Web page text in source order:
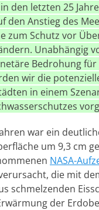
den letzten 25
den Anstieg des
zum Schutz vor
Unabhängig
Bedrohung
wir die
in einem
war ein
um 9,3 cm
NASA-
die mit
schmelzenden
der